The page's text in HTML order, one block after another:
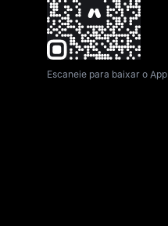
Escaneie para baixar o App